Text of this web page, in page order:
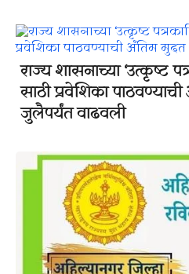
राज्य शासनाच्या ‘उत्कृष्ट
साठी प्रवेशिका
जुलैपर्यंत वाढवली